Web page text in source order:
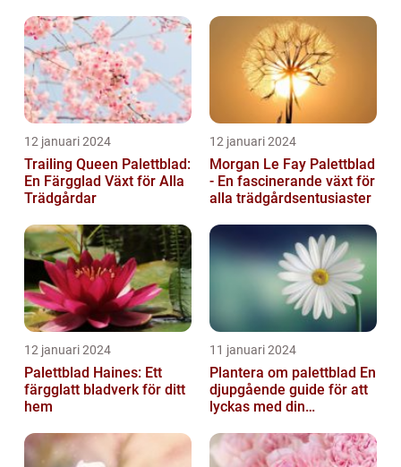
12 januari 2024
Trailing Queen Palettblad:
En Färgglad Växt för Alla
Trädgårdar
12 januari 2024
Morgan Le Fay Palettblad
- En fascinerande växt för
alla trädgårdsentusiaster
12 januari 2024
Palettblad Haines: Ett
färgglatt bladverk för ditt
hem
11 januari 2024
Plantera om palettblad En
djupgående guide för att
lyckas med din